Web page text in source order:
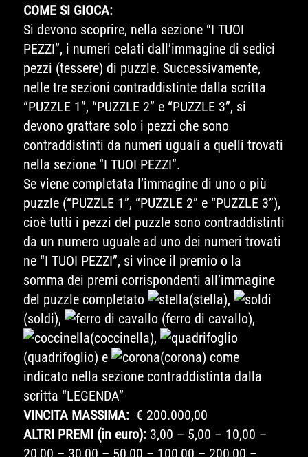
COME SI GIOCA:
Si devono scoprire, nella sezione “I TUOI
PEZZI”, i numeri celati dall’immagine di sedici
pezzi (tessere) di puzzle. Successivamente,
nelle tre sezioni contraddistinte dalla scritta
“PUZZLE 1”, “PUZZLE 2” e “PUZZLE 3”, si
devono grattare solo i pezzi che sono
contraddistinti da numeri uguali a quelli trovati
nella sezione “I TUOI PEZZI”.
Se viene completata l’immagine di uno o più
puzzle (“PUZZLE 1”, “PUZZLE 2” e “PUZZLE 3”),
cioè tutti i pezzi del puzzle sono contraddistinti
da un numero uguale ad uno dei numeri trovati
ne “I TUOI PEZZI”, si vince il premio o la
somma dei premi corrispondenti all’immagine
del puzzle completato
(stella),
(soldi),
(ferro di cavallo),
(coccinella),
(quadrifoglio) e
(corona) come
indicato nella sezione contraddistinta dalla
scritta “LEGENDA”
VINCITA MASSIMA: € 200.000,00
ALTRI PREMI (in euro): 3,00 – 5,00 – 10,00 –
20,00 – 30,00 – 50,00 – 100,00 – 200,00 –